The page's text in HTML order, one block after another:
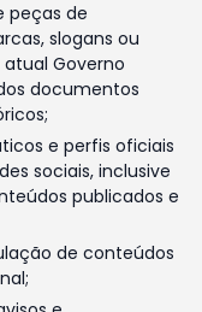
peças de
slogans ou
Governo
documentos
e perfis oficiais
sociais, inclusive
publicados e
de conteúdos